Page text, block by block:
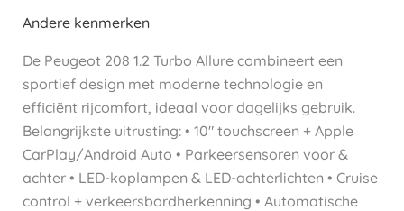
Andere kenmerken
De Peugeot 208 1.2 Turbo Allure combineert een
sportief design met moderne technologie en
efficiënt rijcomfort, ideaal voor dagelijks gebruik.
Belangrijkste uitrusting: • 10" touchscreen + Apple
CarPlay/Android Auto • Parkeersensoren voor &
achter • LED-koplampen & LED-achterlichten • Cruise
control + verkeersbordherkenning • Automatische